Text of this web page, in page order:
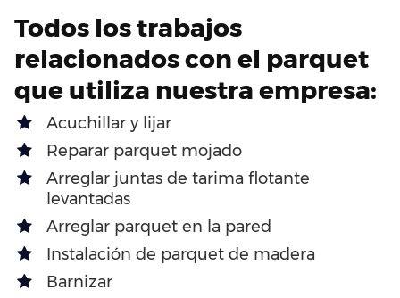
Todos los trabajos
relacionados con el parquet
que utiliza nuestra empresa:
Acuchillar y lijar
Reparar parquet mojado
Arreglar juntas de tarima flotante
levantadas
Arreglar parquet en la pared
Instalación de parquet de madera
Barnizar